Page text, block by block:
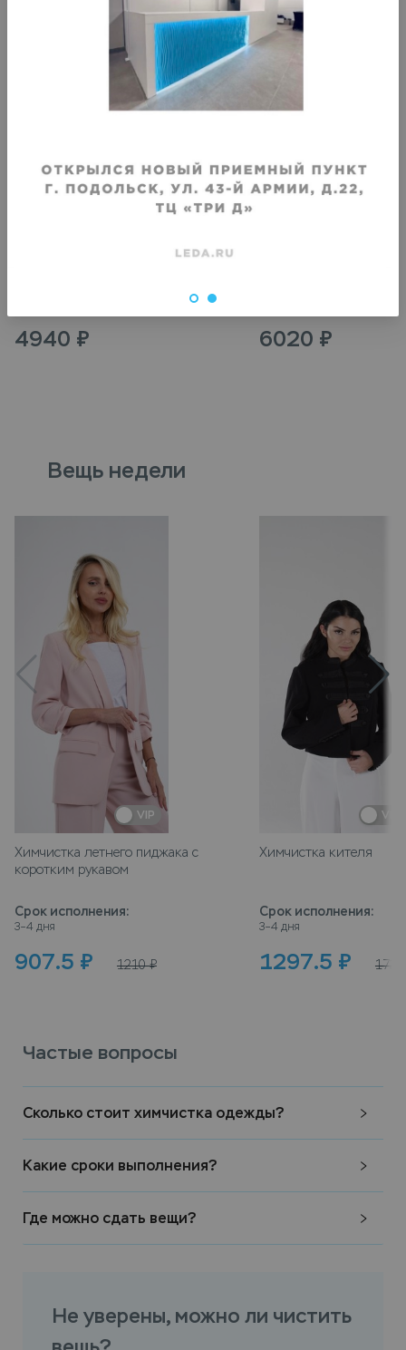
VIP
4940 ₽ 6020 ₽
Вещь недели
VIP
Химчистка летнего пиджака с
коротким рукавом
Срок исполнения:
3–4 дня
907.5 ₽ 1210 ₽
VIP
Химчистка кителя
Срок исполнения:
3–4 дня
1297.5 ₽ 1730
Частые вопросы
Сколько стоит химчистка одежды?
Какие сроки выполнения?
Где можно сдать вещи?
Не уверены, можно ли чистить